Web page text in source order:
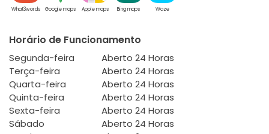
What3words Google maps Apple maps Bing maps Waze
Horário de Funcionamento
Segunda-feira
Aberto 24 Horas
Terça-feira
Aberto 24 Horas
Quarta-feira
Aberto 24 Horas
Quinta-feira
Aberto 24 Horas
Sexta-feira
Aberto 24 Horas
Sábado
Aberto 24 Horas